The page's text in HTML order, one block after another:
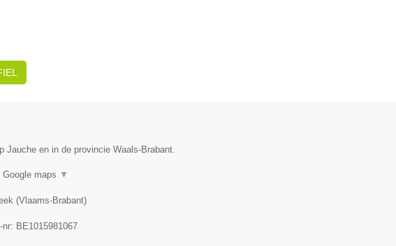
Jauche en in de provincie Waals-Brabant.
Google maps ▼
(Vlaams-Brabant)
nr: BE1015981067